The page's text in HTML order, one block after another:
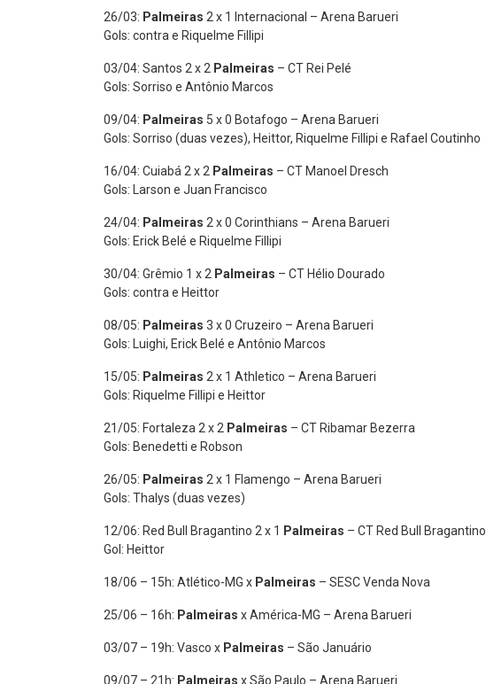
26/03: Palmeiras 2 x 1 Internacional – Arena Barueri
Gols: contra e Riquelme Fillipi
03/04: Santos 2 x 2 Palmeiras – CT Rei Pelé
Gols: Sorriso e Antônio Marcos
09/04: Palmeiras 5 x 0 Botafogo – Arena Barueri
Gols: Sorriso (duas vezes), Heittor, Riquelme Fillipi e Rafael Coutinho
16/04: Cuiabá 2 x 2 Palmeiras – CT Manoel Dresch
Gols: Larson e Juan Francisco
24/04: Palmeiras 2 x 0 Corinthians – Arena Barueri
Gols: Erick Belé e Riquelme Fillipi
30/04: Grêmio 1 x 2 Palmeiras – CT Hélio Dourado
Gols: contra e Heittor
08/05: Palmeiras 3 x 0 Cruzeiro – Arena Barueri
Gols: Luighi, Erick Belé e Antônio Marcos
15/05: Palmeiras 2 x 1 Athletico – Arena Barueri
Gols: Riquelme Fillipi e Heittor
21/05: Fortaleza 2 x 2 Palmeiras – CT Ribamar Bezerra
Gols: Benedetti e Robson
26/05: Palmeiras 2 x 1 Flamengo – Arena Barueri
Gols: Thalys (duas vezes)
12/06: Red Bull Bragantino 2 x 1 Palmeiras – CT Red Bull Bragantino
Gol: Heittor
18/06 – 15h: Atlético-MG x Palmeiras – SESC Venda Nova
25/06 – 16h: Palmeiras x América-MG – Arena Barueri
03/07 – 19h: Vasco x Palmeiras – São Januário
09/07 – 21h: Palmeiras x São Paulo – Arena Barueri